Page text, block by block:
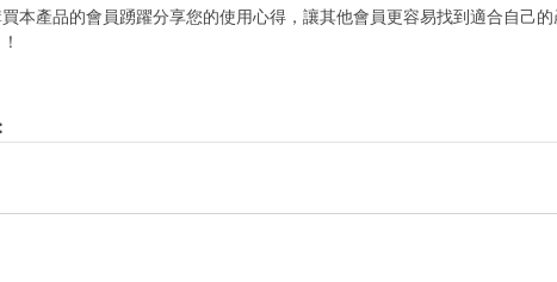
本產品的會員踴躍分享您的使用心得，讓其他會員更容易找到適合自己